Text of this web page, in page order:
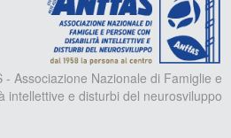
- Associazione Nazionale di Famiglie e
intellettive e disturbi del neurosviluppo